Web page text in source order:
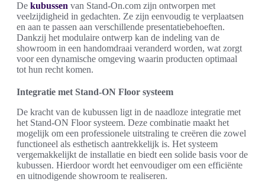
De kubussen van Stand-On.com zijn ontworpen met
veelzijdigheid in gedachten. Ze zijn eenvoudig te verplaatsen
en aan te passen aan verschillende presentatiebehoeften.
Dankzij het modulaire ontwerp kan de indeling van de
showroom in een handomdraai veranderd worden, wat zorgt
voor een dynamische omgeving waarin producten optimaal
tot hun recht komen.
Integratie met Stand-ON Floor systeem
De kracht van de kubussen ligt in de naadloze integratie met
het Stand-ON Floor systeem. Deze combinatie maakt het
mogelijk om een professionele uitstraling te creëren die zowel
functioneel als esthetisch aantrekkelijk is. Het systeem
vergemakkelijkt de installatie en biedt een solide basis voor de
kubussen. Hierdoor wordt het eenvoudiger om een efficiënte
en uitnodigende showroom te realiseren.